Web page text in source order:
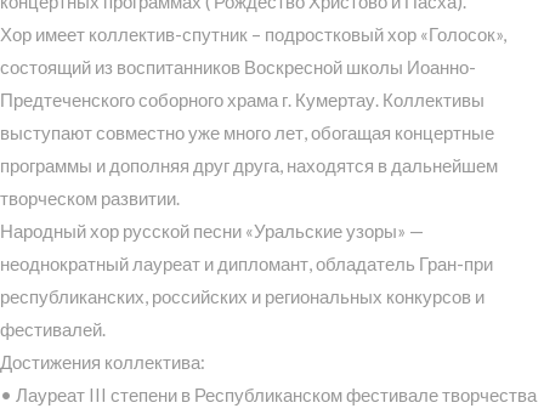
Хор имеет коллектив-спутник – подростковый хор «Голосок»,
состоящий из воспитанников Воскресной школы Иоанно-
Предтеченского соборного храма г. Кумертау. Коллективы
выступают совместно уже много лет, обогащая концертные
программы и дополняя друг друга, находятся в дальнейшем
творческом развитии.
Народный хор русской песни «Уральские узоры» —
неоднократный лауреат и дипломант, обладатель Гран-при
республиканских, российских и региональных конкурсов и
фестивалей.
Достижения коллектива:
• Лауреат III степени в Республиканском фестивале творчества